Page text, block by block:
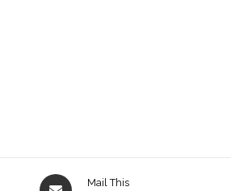
Opens
Mail This